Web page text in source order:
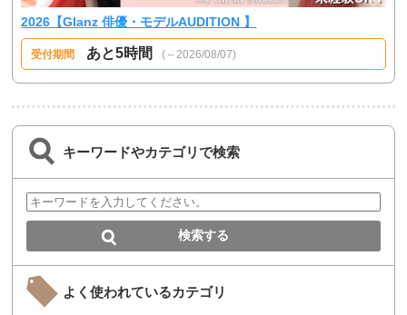
2026【Glanz 俳優・モデルAUDITION 】
受付期間 あと5時間 (～2026/08/07)
キーワードやカテゴリで検索
よく使われているカテゴリ